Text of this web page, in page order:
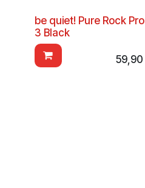
be quiet! Pure Rock Pro
3 Black
59,90